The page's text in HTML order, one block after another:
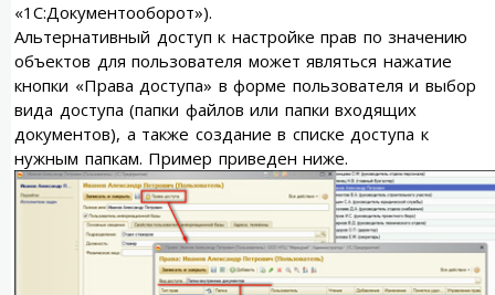
«1С:Документооборот»).
Альтернативный доступ к настройке прав по значению
объектов для пользователя может являться нажатие
кнопки «Права доступа» в форме пользователя и выбор
вида доступа (папки файлов или папки входящих
документов), а также создание в списке доступа к
нужным папкам. Пример приведен ниже.